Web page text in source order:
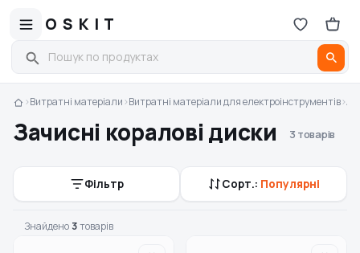
OSKIT
›Витратні матеріали›Витратні матеріали для електроінструментів›
Зачисні коралові диски 3 товарів
Фільтр Сорт.: Популярні
Знайдено 3товарів